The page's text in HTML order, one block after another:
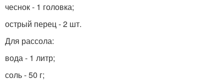
чеснок - 1 головка;
острый перец - 2 шт.
Для рассола:
вода - 1 литр;
соль - 50 г;